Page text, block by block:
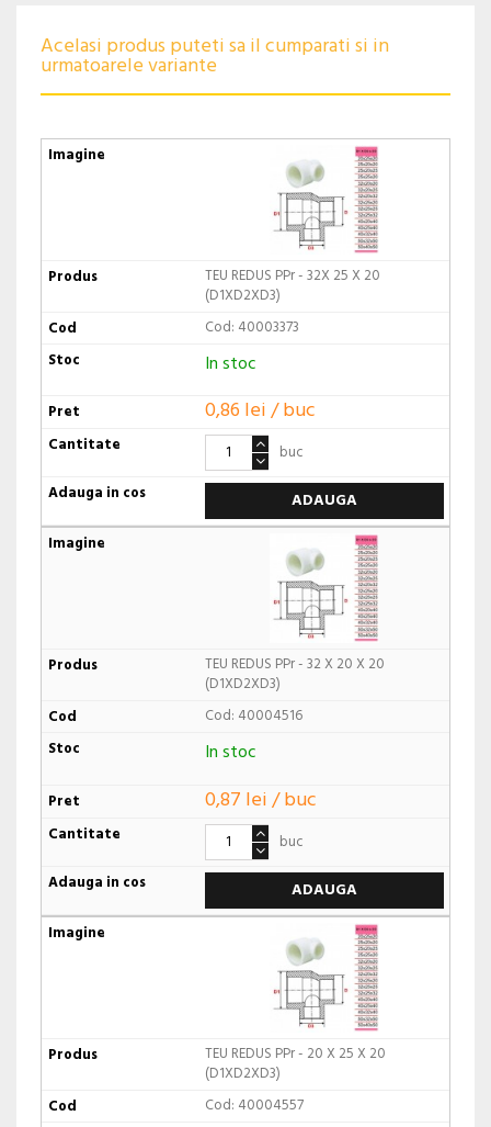
Acelasi produs puteti sa il cumparati si in
urmatoarele variante
TEU REDUS PPr - 32X 25 X 20
(D1XD2XD3)
Cod: 40003373
In stoc
0,86 lei / buc
buc
ADAUGA
TEU REDUS PPr - 32 X 20 X 20
(D1XD2XD3)
Cod: 40004516
In stoc
0,87 lei / buc
buc
ADAUGA
TEU REDUS PPr - 20 X 25 X 20
(D1XD2XD3)
Cod: 40004557